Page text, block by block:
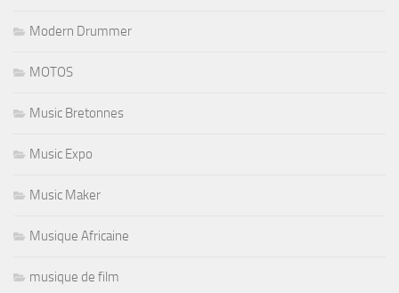
Modern Drummer
MOTOS
Music Bretonnes
Music Expo
Music Maker
Musique Africaine
musique de film